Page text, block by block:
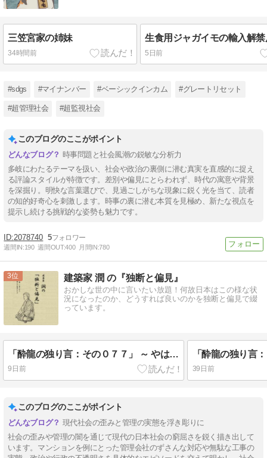
三笠宮家の姉妹
34時間前
生食用ジャガイモの輸入解
5日前
#sdgs #マイナンバー #ベーシックインカム #グレートリセット
#超管理社会 #超監視社会
このブログのここがポイント
時事問題と社会風潮の鋭敏な分析力
多岐にわたるテーマを扱い、社会や政治の裏側に潜む真実を直感的に捉え
る評論スタイルが特徴です。差別や偏見にとらわれず、時代の寓意や背景
を深掘り。明快な言葉選びで、見過ごしがちな現象に鋭く光を当て、読者
の知的好奇心を刺激します。時事の裏に潜む本質を見極め、新たな視点を
提示し続ける挑戦的な姿勢も魅力です。
2078740 5
週間IN:190 週間OUT:400 月間IN:780
3 建築家 潤 の『独断と偏見』
おかしな世の中に言いたい放題！何故日本はこの様な状
況になったのか、どうすれば良いのかを独断と偏見で綴
っています。
「酔龍の独り言：その０７７」 ～ やはり窮屈になった日本の社会 その１０ ～
9日前 39日前
このブログのここがポイント
現代社会の歪みと管理の実態を浮き彫りに
社会の歪みや管理の闇を通じて現代の日本社会の窮屈さを鋭く描き出して
います。マンションを例にとった管理会社のずさんな対応や無駄な工事の